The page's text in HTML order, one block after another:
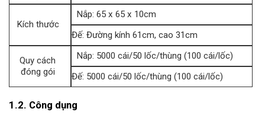
Kích thước
Nắp: 65 x 65 x 10cm
Đế: Đường kính 61cm, cao 31cm
Quy cách
đóng gói
Nắp: 5000 cái/50 lốc/thùng (100 cái/lốc)
Đế: 5000 cái/50 lốc/thùng (100 cái/lốc)
1.2. Công dụng